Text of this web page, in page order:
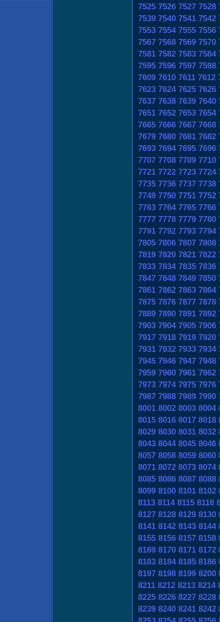
7525 7526 7527 7528
7539 7540 7541 7542
7553 7554 7555 7556
7567 7568 7569 7570
7581 7582 7583 7584
7595 7596 7597 7598
7609 7610 7611 7612
7623 7624 7625 7626
7637 7638 7639 7640
7651 7652 7653 7654
7665 7666 7667 7668
7679 7680 7681 7682
7693 7694 7695 7696
7707 7708 7709 7710
7721 7722 7723 7724
7735 7736 7737 7738
7749 7750 7751 7752
7763 7764 7765 7766
7777 7778 7779 7780
7791 7792 7793 7794
7805 7806 7807 7808
7819 7820 7821 7822
7833 7834 7835 7836
7847 7848 7849 7850
7861 7862 7863 7864
7875 7876 7877 7878
7889 7890 7891 7892
7903 7904 7905 7906
7917 7918 7919 7920
7931 7932 7933 7934
7945 7946 7947 7948
7959 7960 7961 7962
7973 7974 7975 7976
7987 7988 7989 7990
8001 8002 8003 8004
8015 8016 8017 8018
8029 8030 8031 8032
8043 8044 8045 8046
8057 8058 8059 8060
8071 8072 8073 8074
8085 8086 8087 8088
8099 8100 8101 8102
8113 8114 8115 8116
8127 8128 8129 8130
8141 8142 8143 8144
8155 8156 8157 8158
8169 8170 8171 8172
8183 8184 8185 8186
8197 8198 8199 8200
8211 8212 8213 8214
8225 8226 8227 8228
8239 8240 8241 8242